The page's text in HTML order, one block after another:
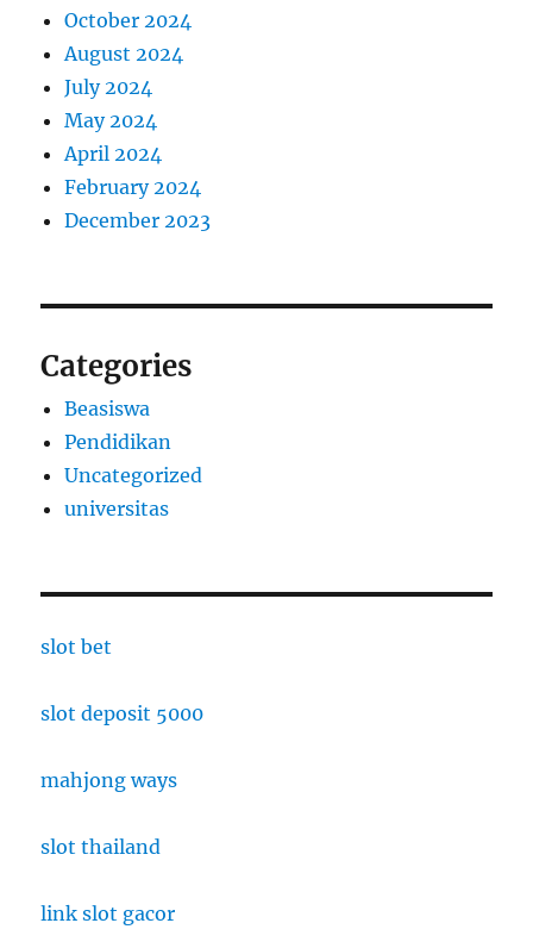
October 2024
August 2024
July 2024
May 2024
April 2024
February 2024
December 2023
Categories
Beasiswa
Pendidikan
Uncategorized
universitas
slot bet
slot deposit 5000
mahjong ways
slot thailand
link slot gacor